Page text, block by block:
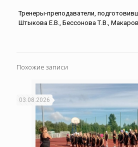
Тренеры-преподаватели,
Штыкова Е.В., Бессонова Т.В.,
Похожие записи
03.08.2026